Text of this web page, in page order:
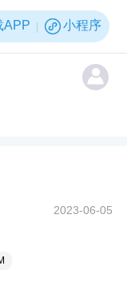
APP 小程序
2023-06-05